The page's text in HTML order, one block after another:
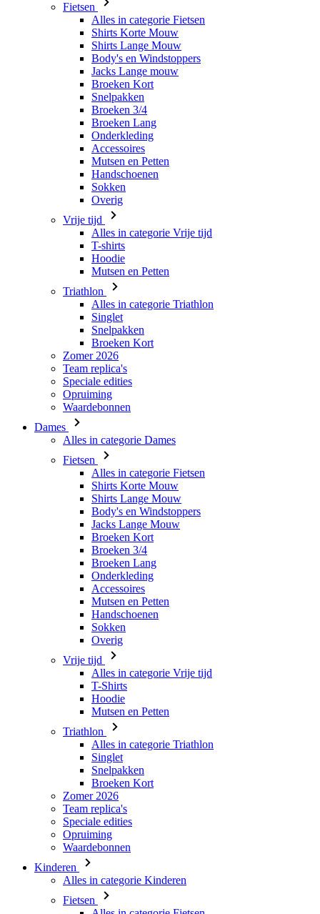
Fietsen
Alles in categorie Fietsen
Shirts Korte Mouw
Shirts Lange Mouw
Body's en Windstoppers
Jacks Lange mouw
Broeken Kort
Snelpakken
Broeken 3/4
Broeken Lang
Onderkleding
Accessoires
Mutsen en Petten
Handschoenen
Sokken
Overig
Vrije tijd
Alles in categorie Vrije tijd
T-shirts
Hoodie
Mutsen en Petten
Triathlon
Alles in categorie Triathlon
Singlet
Snelpakken
Broeken Kort
Zomer 2026
Team replica's
Speciale edities
Opruiming
Waardebonnen
Dames
Alles in categorie Dames
Fietsen
Alles in categorie Fietsen
Shirts Korte Mouw
Shirts Lange Mouw
Body's en Windstoppers
Jacks Lange Mouw
Broeken Kort
Broeken 3/4
Broeken Lang
Onderkleding
Accessoires
Mutsen en Petten
Handschoenen
Sokken
Overig
Vrije tijd
Alles in categorie Vrije tijd
T-Shirts
Hoodie
Mutsen en Petten
Triathlon
Alles in categorie Triathlon
Singlet
Snelpakken
Broeken Kort
Zomer 2026
Team replica's
Speciale edities
Opruiming
Waardebonnen
Kinderen
Alles in categorie Kinderen
Fietsen